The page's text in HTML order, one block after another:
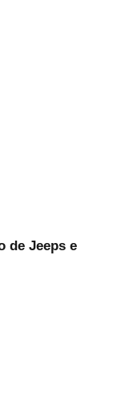
de Jeeps e